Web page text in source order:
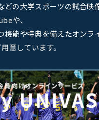
どの大学スポーツの試合映
や、
機能や特典を備えたオンラ
意しています。